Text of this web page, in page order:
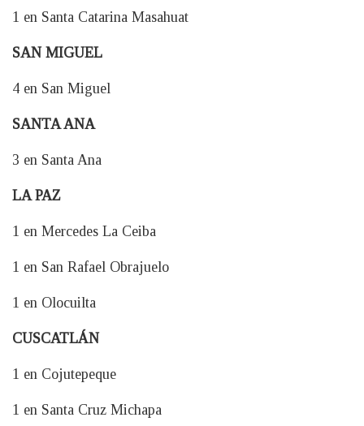
1 en Santa Catarina Masahuat
SAN MIGUEL
4 en San Miguel
SANTA ANA
3 en Santa Ana
LA PAZ
1 en Mercedes La Ceiba
1 en San Rafael Obrajuelo
1 en Olocuilta
CUSCATLÁN
1 en Cojutepeque
1 en Santa Cruz Michapa